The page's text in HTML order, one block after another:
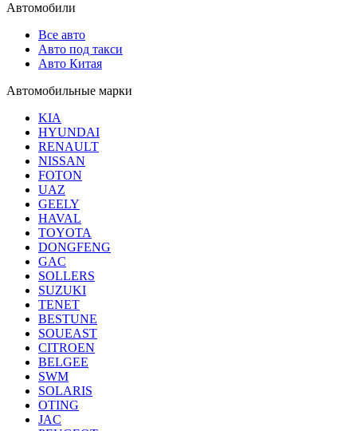
Автомобили
Все авто
Авто под такси
Авто Китая
Автомобильные марки
KIA
HYUNDAI
RENAULT
NISSAN
FOTON
UAZ
GEELY
HAVAL
TOYOTA
DONGFENG
GAC
SOLLERS
SUZUKI
TENET
BESTUNE
SOUEAST
CITROEN
BELGEE
SWM
SOLARIS
OTING
JAC